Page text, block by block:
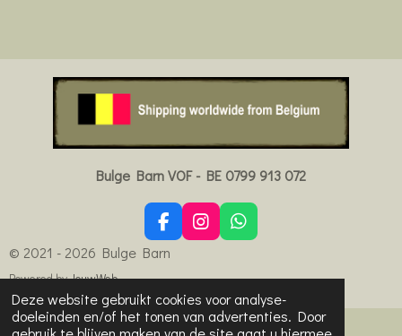
Deze website gebruikt cookies voor analyse-
doeleinden en/of het tonen van advertenties. Door
Bulge Barn VOF - BE 0799 913 072
F
a
c
e
b
o
o
I
n
t
a
g
r
W
h
t
s
A
p
© 2021 - 2026 Bulge Barn
Powered byJouwWeb